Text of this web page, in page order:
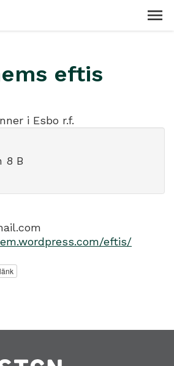
eftis
i Esbo r.f.
8 B
eftis/